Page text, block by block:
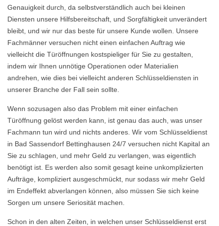
Genauigkeit durch, da selbstverständlich auch bei kleinen
Diensten unsere Hilfsbereitschaft, und Sorgfältigkeit unverändert
bleibt, und wir nur das beste für unsere Kunde wollen. Unsere
Fachmänner versuchen nicht einen einfachen Auftrag wie
vielleicht die Türöffnungen kostspieliger für Sie zu gestalten,
indem wir Ihnen unnötige Operationen oder Materialien
andrehen, wie dies bei vielleicht anderen Schlüsseldiensten in
unserer Branche der Fall sein sollte.
Wenn sozusagen also das Problem mit einer einfachen
Türöffnung gelöst werden kann, ist genau das auch, was unser
Fachmann tun wird und nichts anderes. Wir vom Schlüsseldienst
in Bad Sassendorf Bettinghausen 24/7 versuchen nicht Kapital an
Sie zu schlagen, und mehr Geld zu verlangen, was eigentlich
benötigt ist. Es werden also somit gesagt keine unkomplizierten
Aufträge, kompliziert ausgeschmückt, nur sodass wir mehr Geld
im Endeffekt abverlangen können, also müssen Sie sich keine
Sorgen um unsere Seriosität machen.
Schon in den alten Zeiten, in welchen unser Schlüsseldienst erst